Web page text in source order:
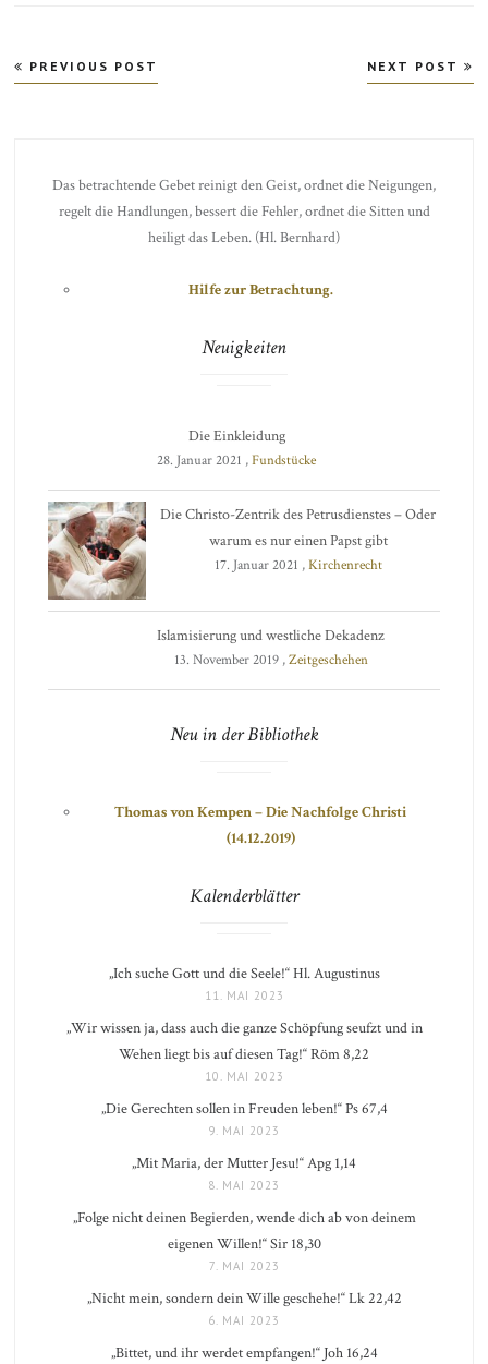
Beitragsnavigation
PREVIOUS POST NEXT POST
Das betrachtende Gebet reinigt den Geist, ordnet die Neigungen,
regelt die Handlungen, bessert die Fehler, ordnet die Sitten und
heiligt das Leben. (Hl. Bernhard)
Hilfe zur Betrachtung.
Neuigkeiten
Die Einkleidung
28. Januar 2021 ,Fundstücke
Die Christo-Zentrik des Petrusdienstes – Oder
warum es nur einen Papst gibt
17. Januar 2021 ,Kirchenrecht
Islamisierung und westliche Dekadenz
13. November 2019 ,Zeitgeschehen
Neu in der Bibliothek
Thomas von Kempen – Die Nachfolge Christi
(14.12.2019)
Kalenderblätter
„Ich suche Gott und die Seele!“ Hl. Augustinus
11. MAI 2023
„Wir wissen ja, dass auch die ganze Schöpfung seufzt und in
Wehen liegt bis auf diesen Tag!“ Röm 8,22
10. MAI 2023
„Die Gerechten sollen in Freuden leben!“ Ps 67,4
9. MAI 2023
„Mit Maria, der Mutter Jesu!“ Apg 1,14
8. MAI 2023
„Folge nicht deinen Begierden, wende dich ab von deinem
eigenen Willen!“ Sir 18,30
7. MAI 2023
„Nicht mein, sondern dein Wille geschehe!“ Lk 22,42
6. MAI 2023
„Bittet, und ihr werdet empfangen!“ Joh 16,24